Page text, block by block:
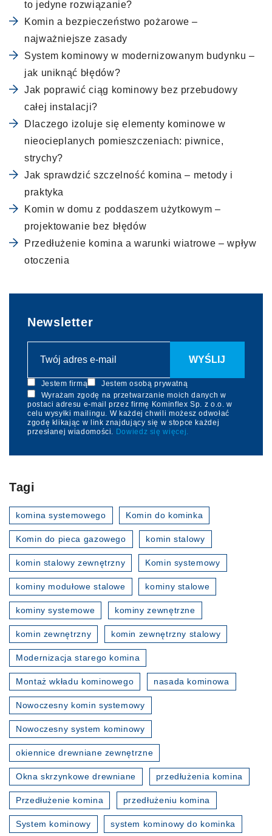
to jedyne rozwiązanie?
Komin a bezpieczeństwo pożarowe –
najważniejsze zasady
System kominowy w modernizowanym budynku –
jak uniknąć błędów?
Jak poprawić ciąg kominowy bez przebudowy
całej instalacji?
Dlaczego izoluje się elementy kominowe w
nieocieplanych pomieszczeniach: piwnice,
strychy?
Jak sprawdzić szczelność komina – metody i
praktyka
Komin w domu z poddaszem użytkowym –
projektowanie bez błędów
Przedłużenie komina a warunki wiatrowe – wpływ
otoczenia
Newsletter
Jestem firmą
Jestem osobą prywatną
Wyrażam zgodę na przetwarzanie moich danych w
postaci adresu e-mail przez firmę Kominflex Sp. z o.o. w
celu wysyłki mailingu. W każdej chwili możesz odwołać
zgodę klikając w link znajdujący się w stopce każdej
przesłanej wiadomości. Dowiedz się więcej.
Tagi
komina systemowego Komin do kominka
Komin do pieca gazowego komin stalowy
komin stalowy zewnętrzny Komin systemowy
kominy modułowe stalowe kominy stalowe
kominy systemowe kominy zewnętrzne
komin zewnętrzny komin zewnętrzny stalowy
Modernizacja starego komina
Montaż wkładu kominowego nasada kominowa
Nowoczesny komin systemowy
Nowoczesny system kominowy
okiennice drewniane zewnętrzne
Okna skrzynkowe drewniane przedłużenia komina
Przedłużenie komina przedłużeniu komina
System kominowy system kominowy do kominka